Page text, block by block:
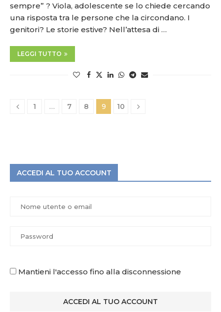
sempre” ? Viola, adolescente se lo chiede cercando
una risposta tra le persone che la circondano. I
genitori? Le storie estive? Nell’attesa di …
LEGGI TUTTO
1 … 7 8 9 10
ACCEDI AL TUO ACCOUNT
Mantieni l'accesso fino alla disconnessione